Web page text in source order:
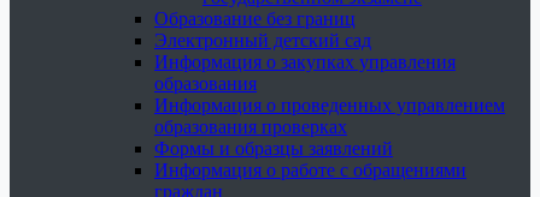
Образование без границ
Электронный детский сад
Информация о закупках управления
образования
Информация о проведенных управлением
образования проверках
Формы и образцы заявлений
Информация о работе с обращениями
граждан